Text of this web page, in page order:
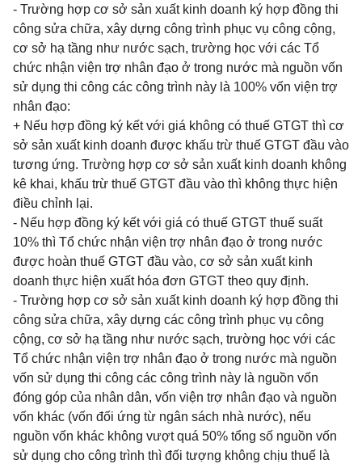
- Trường hợp cơ sở sản xuất kinh doanh ký hợp đồng thi
công sửa chữa, xây dựng công trình phục vụ công cộng,
cơ sở hạ tầng như nước sạch, trường học với các Tổ
chức nhận viện trợ nhân đạo ở trong nước mà nguồn vốn
sử dụng thi công các công trình này là 100% vốn viện trợ
nhân đạo:
+ Nếu hợp đồng ký kết với giá không có thuế GTGT thì cơ
sở sản xuất kinh doanh được khấu trừ thuế GTGT đầu vào
tương ứng. Trường hợp cơ sở sản xuất kinh doanh không
kê khai, khấu trừ thuế GTGT đầu vào thì không thực hiện
điều chỉnh lại.
- Nếu hợp đồng ký kết với giá có thuế GTGT thuế suất
10% thì Tổ chức nhận viện trợ nhân đạo ở trong nước
được hoàn thuế GTGT đầu vào, cơ sở sản xuất kinh
doanh thực hiện xuất hóa đơn GTGT theo quy định.
- Trường hợp cơ sở sản xuất kinh doanh ký hợp đồng thi
công sửa chữa, xây dựng các công trình phục vụ công
cộng, cơ sở hạ tầng như nước sạch, trường học với các
Tổ chức nhận viện trợ nhân đạo ở trong nước mà nguồn
vốn sử dụng thi công các công trình này l à nguồn vốn
đóng góp của nhân dân, vốn viện trợ nhân đạo và nguồn
vốn khác (vốn đối ứng từ ngân sách nhà nước), nếu
nguồn vốn khác không vượt quá 50% tổng số nguồn vốn
sử dụng cho công trình thì đối tượng không chịu thuế là